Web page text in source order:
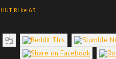
HUT RI ke 63